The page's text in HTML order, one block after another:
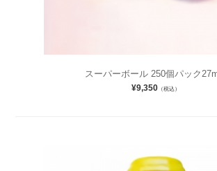
スーパーボール 250個パック
¥9,350 （税込）